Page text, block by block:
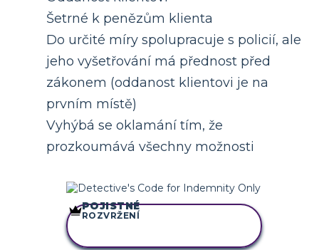
Šetrné k penězům klienta
Do určité míry spolupracuje s policií, ale
jeho vyšetřování má přednost před
zákonem (oddanost klientovi je na
prvním místě)
Vyhýbá se oklamání tím, že
prozkoumává všechny možnosti
ZKOPÍRUJTE TENTO
POJISTNÉ
ROZVRŽENÍ